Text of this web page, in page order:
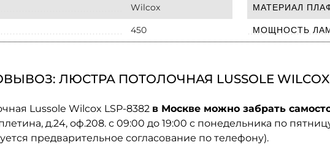
Wilcox
450
МАТЕРИАЛ
МОЩНОСТЬ
ЛЮСТРА ПОТОЛОЧНАЯ LUSSOLE WILCOX
Lussole Wilcox LSP-8382 в Москве можно забрать
д.24, оф.208. с 09:00 до 19:00 с понедельника по
предварительное согласование по телефону).